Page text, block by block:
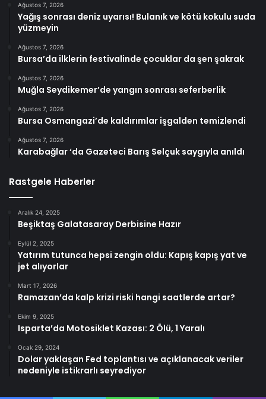
Ağustos 7, 2026
Yağış sonrası deniz uyarısı! Bulanık ve kötü kokulu suda
yüzmeyin
Ağustos 7, 2026
Bursa’da ilklerin festivalinde çocuklar da şen şakrak
Ağustos 7, 2026
Muğla Seydikemer’de yangın sonrası seferberlik
Ağustos 7, 2026
Bursa Osmangazi’de kaldırımlar işgalden temizlendi
Ağustos 7, 2026
Karabağlar ‘da Gazeteci Barış Selçuk saygıyla anıldı
Rastgele Haberler
Aralık 24, 2025
Beşiktaş Galatasaray Derbisine Hazır
Eylül 2, 2025
Yatırım tutunca hepsi zengin oldu: Kapış kapış yat ve
jet alıyorlar
Mart 17, 2026
Ramazan’da kalp krizi riski hangi saatlerde artar?
Ekim 9, 2025
Isparta’da Motosiklet Kazası: 2 Ölü, 1 Yaralı
Ocak 29, 2024
Dolar yaklaşan Fed toplantısı ve açıklanacak veriler
nedeniyle istikrarlı seyrediyor